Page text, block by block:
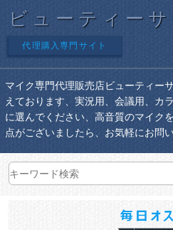
ビューティー
代理購入専門サイト
マイク専門代理販売店ビューティー
えております、実況用、会議用、カ
に選んでください、高音質のマイク
点がございましたら、お気軽にお問